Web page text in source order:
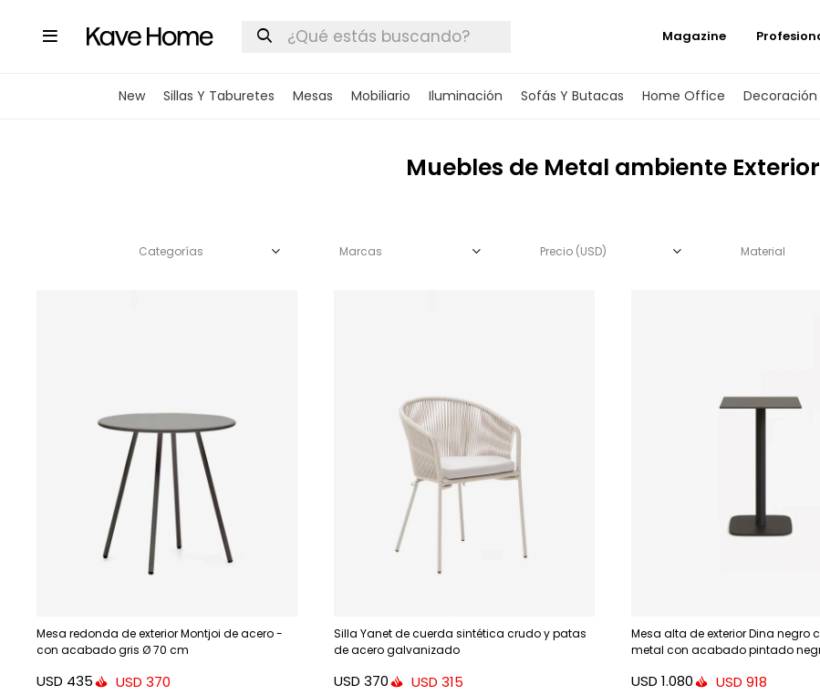

New Sillas Y Taburetes Mesas Mobiliario Iluminación Sofás Y Butacas Home Office Decoración
Magazine
Muebles de Metal ambiente Exterior
Mesa redonda de exterior Montjoi de acero -
con acabado gris Ø 70 cm
USD 435 USD 370
Silla Yanet de cuerda sintética crudo y patas
de acero galvanizado
USD 370 USD 315
Mesa alta de exterior Dina negro
metal con acabado pintado
USD 1.080 USD 918
Categorías Marcas Precio (USD) Material